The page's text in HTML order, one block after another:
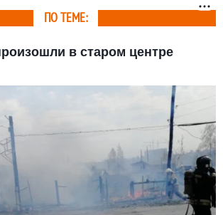
ПО ТЕМЕ:
в старом центре